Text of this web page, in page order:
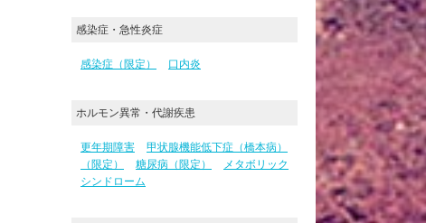
感染症・急性炎症
感染症（限定） 口内炎
ホルモン異常・代謝疾患
更年期障害
甲状腺機能低下症（橋本病）
（限定）
糖尿病（限定）
メタボリック
シンドローム